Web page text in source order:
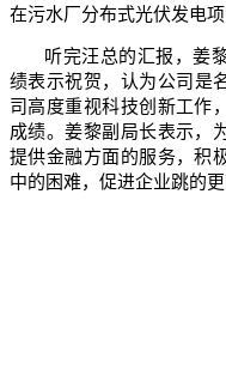
在污水厂分布式光伏发电项
听完汪总的汇报，姜
绩表示祝贺，认为公司是
司高度重视科技创新工作
成绩。姜黎副局长表示，
提供金融方面的服务，积
中的困难，促进企业跳的更